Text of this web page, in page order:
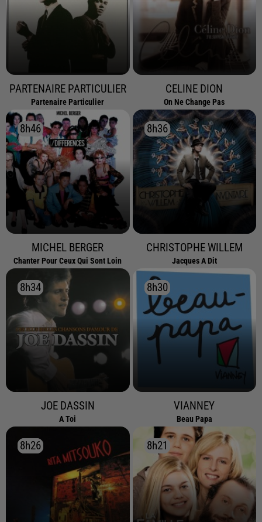
PARTENAIRE PARTICULIER
Partenaire Particulier
CELINE DION
On Ne Change Pas
8h46
8h46
MICHEL BERGER
Chanter Pour Ceux Qui Sont Loin
8h36
8h36
CHRISTOPHE WILLEM
Jacques A Dit
8h34
8h34
JOE DASSIN
A Toi
8h30
8h30
VIANNEY
Beau Papa
8h26
8h26 8h21
8h21